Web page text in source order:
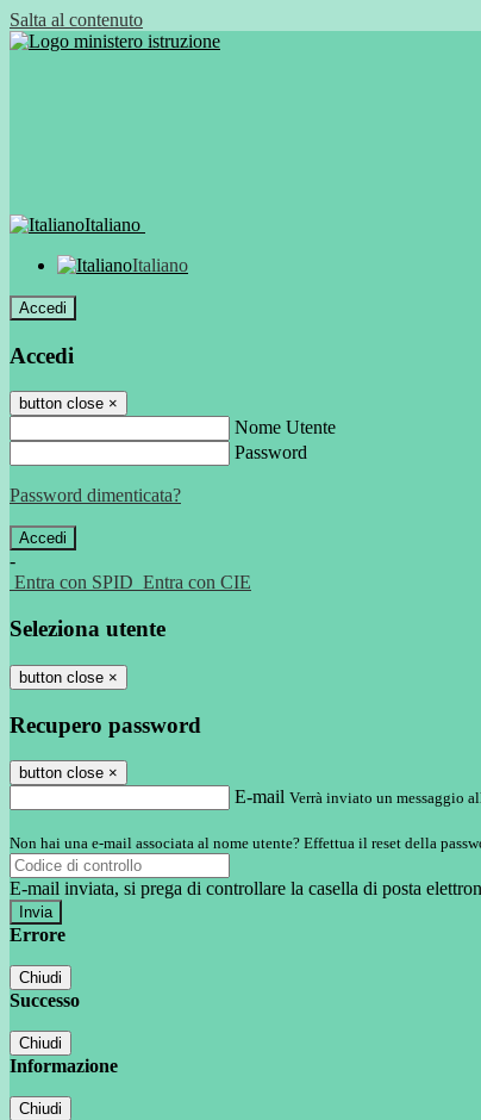
Salta al contenuto
Italiano
Italiano
Accedi
Accedi
button close ×
Nome Utente
Password
Password dimenticata?
-
Entra con SPID Entra con CIE
Seleziona utente
button close ×
Recupero password
button close ×
E-mail Verrà inviato un messaggio
Non hai una e-mail associata al nome utente? Effettua il reset della
E-mail inviata, si prega di controllare la casella di posta
Errore
Chiudi
Successo
Chiudi
Informazione
Chiudi